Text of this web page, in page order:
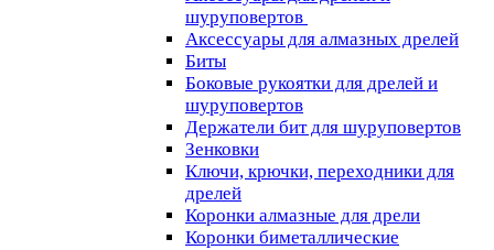
шуруповертов
Аксессуары для алмазных дрелей
Биты
Боковые рукоятки для дрелей и
шуруповертов
Держатели бит для шуруповертов
Зенковки
Ключи, крючки, переходники для
дрелей
Коронки алмазные для дрели
Коронки биметаллические